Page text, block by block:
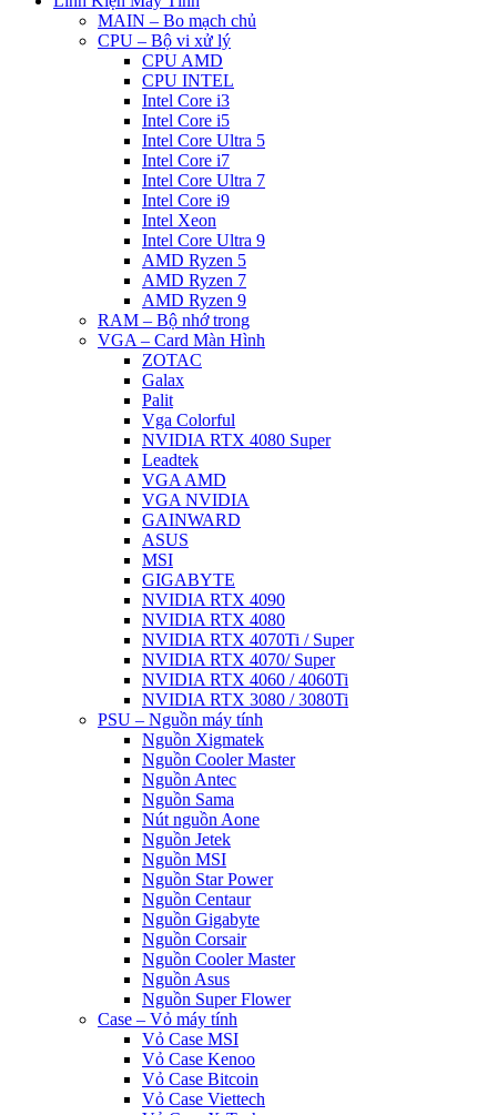
MAIN – Bo mạch chủ
CPU – Bộ vi xử lý
CPU AMD
CPU INTEL
Intel Core i3
Intel Core i5
Intel Core Ultra 5
Intel Core i7
Intel Core Ultra 7
Intel Core i9
Intel Xeon
Intel Core Ultra 9
AMD Ryzen 5
AMD Ryzen 7
AMD Ryzen 9
RAM – Bộ nhớ trong
VGA – Card Màn Hình
ZOTAC
Galax
Palit
Vga Colorful
NVIDIA RTX 4080 Super
Leadtek
VGA AMD
VGA NVIDIA
GAINWARD
ASUS
MSI
GIGABYTE
NVIDIA RTX 4090
NVIDIA RTX 4080
NVIDIA RTX 4070Ti / Super
NVIDIA RTX 4070/ Super
NVIDIA RTX 4060 / 4060Ti
NVIDIA RTX 3080 / 3080Ti
PSU – Nguồn máy tính
Nguồn Xigmatek
Nguồn Cooler Master
Nguồn Antec
Nguồn Sama
Nút nguồn Aone
Nguồn Jetek
Nguồn MSI
Nguồn Star Power
Nguồn Centaur
Nguồn Gigabyte
Nguồn Corsair
Nguồn Cooler Master
Nguồn Asus
Nguồn Super Flower
Case – Vỏ máy tính
Vỏ Case MSI
Vỏ Case Kenoo
Vỏ Case Bitcoin
Vỏ Case Viettech